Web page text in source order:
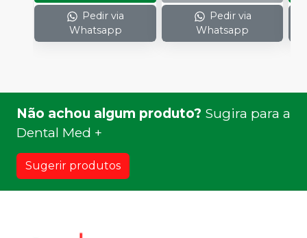
Pedir via
Whatsapp
Pedir via
Whatsapp
Não achou algum produto? Sugira para a
Dental Med +
Sugerir produtos